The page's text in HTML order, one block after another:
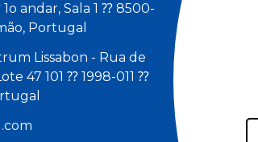
andar, Sala 1 ⁇ 8500-
Portugal
Lissabon - Rua de
47 101 ⁇ 1998-011 ⁇